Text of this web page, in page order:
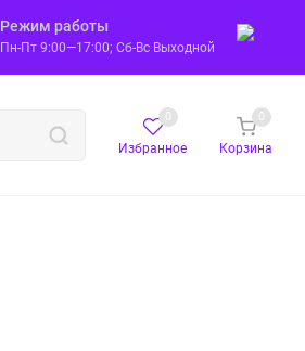
Режим работы
Пн-Пт 9:00—17:00; Сб-Вс Выходной
Избранное
0
Корзина
0